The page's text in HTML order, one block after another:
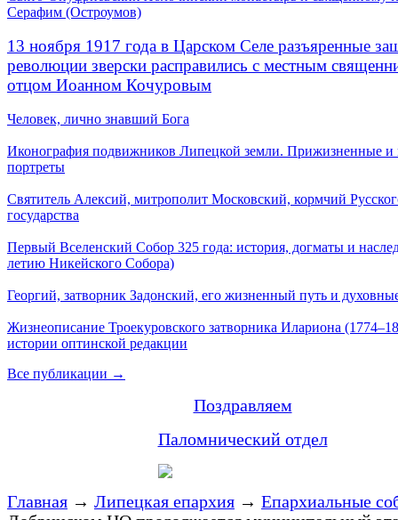
Серафим (Остроумов)
13 ноября 1917 года в Царском Селе разъяренные
революции зверски расправились с местным
отцом Иоанном Кочуровым
Человек, лично знавший Бога
Иконография подвижников Липецкой земли. Прижизненные и
портреты
Святитель Алексий, митрополит Московский, кормчий
государства
Первый Вселенский Собор 325 года: история, догматы и
летию Никейского Собора)
Георгий, затворник Задонский, его жизненный путь и
Жизнеописание Троекуровского затворника Илариона
истории оптинской редакции
Все публикации →
Поздравляем
Паломнический отдел
Главная → Липецкая епархия → Епархиальные